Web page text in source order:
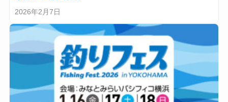
2026年2月7日